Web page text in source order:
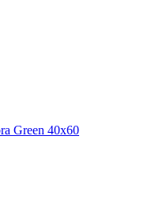
Green 40x60